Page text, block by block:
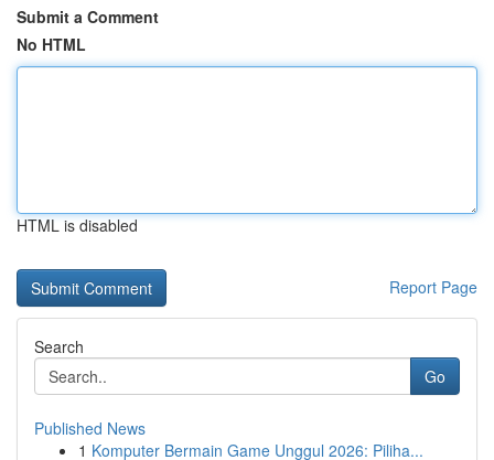
Submit a Comment
No HTML
HTML is disabled
Report Page
Search
Go
Published News
1 Komputer Bermain Game Unggul 2026: Piliha...